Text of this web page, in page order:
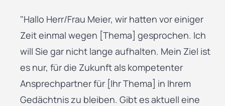
"Hallo Herr/Frau Meier, wir hatten vor einiger
Zeit einmal wegen [Thema] gesprochen. Ich
will Sie gar nicht lange aufhalten. Mein Ziel ist
es nur, für die Zukunft als kompetenter
Ansprechpartner für [Ihr Thema] in Ihrem
Gedächtnis zu bleiben. Gibt es aktuell eine